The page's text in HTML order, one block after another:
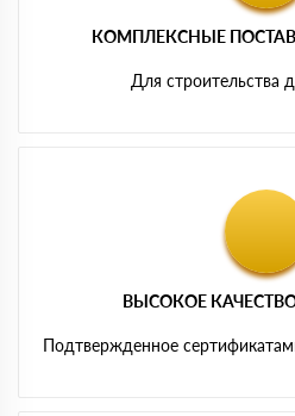
КОМПЛЕКСНЫЕ
Для строительства
ВЫСОКОЕ
Подтвержденное